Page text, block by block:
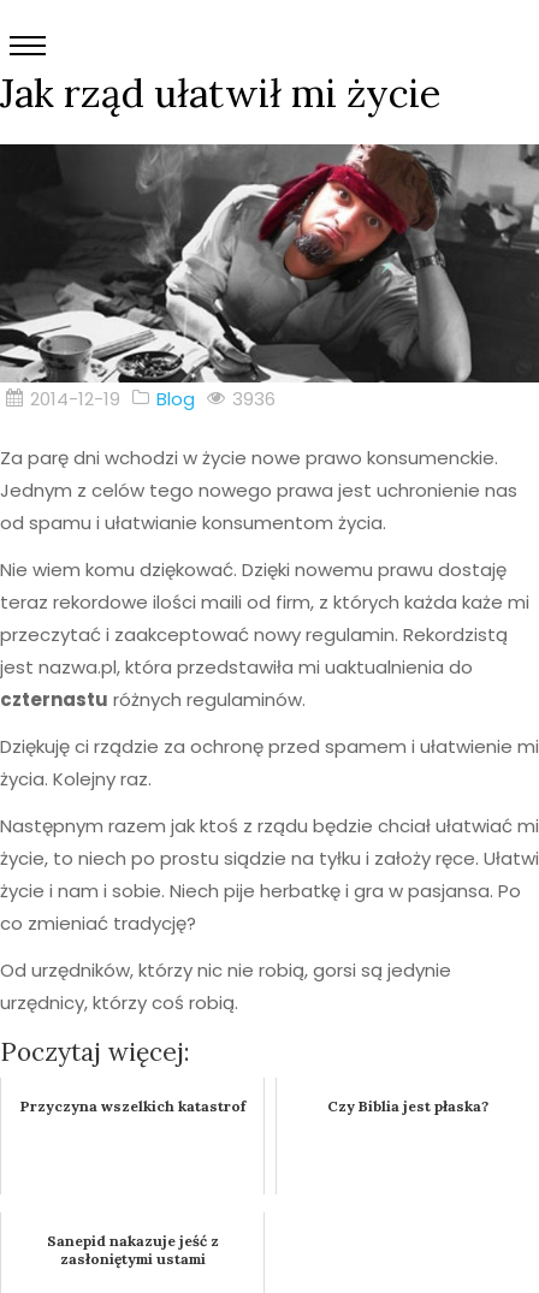
Jak rząd ułatwił mi życie
2014-12-19 Blog 3936
Za parę dni wchodzi w życie nowe prawo konsumenckie.
Jednym z celów tego nowego prawa jest uchronienie nas
od spamu i ułatwianie konsumentom życia.
Nie wiem komu dziękować. Dzięki nowemu prawu dostaję
teraz rekordowe ilości maili od firm, z których każda każe mi
przeczytać i zaakceptować nowy regulamin. Rekordzistą
jest nazwa.pl, która przedstawiła mi uaktualnienia do
czternastu różnych regulaminów.
Dziękuję ci rządzie za ochronę przed spamem i ułatwienie mi
życia. Kolejny raz.
Następnym razem jak ktoś z rządu będzie chciał ułatwiać mi
życie, to niech po prostu siądzie na tyłku i założy ręce. Ułatwi
życie i nam i sobie. Niech pije herbatkę i gra w pasjansa. Po
co zmieniać tradycję?
Od urzędników, którzy nic nie robią, gorsi są jedynie
urzędnicy, którzy coś robią.
Poczytaj więcej:
Przyczyna wszelkich katastrof Czy Biblia jest płaska?
Sanepid nakazuje jeść z
zasłoniętymi ustami